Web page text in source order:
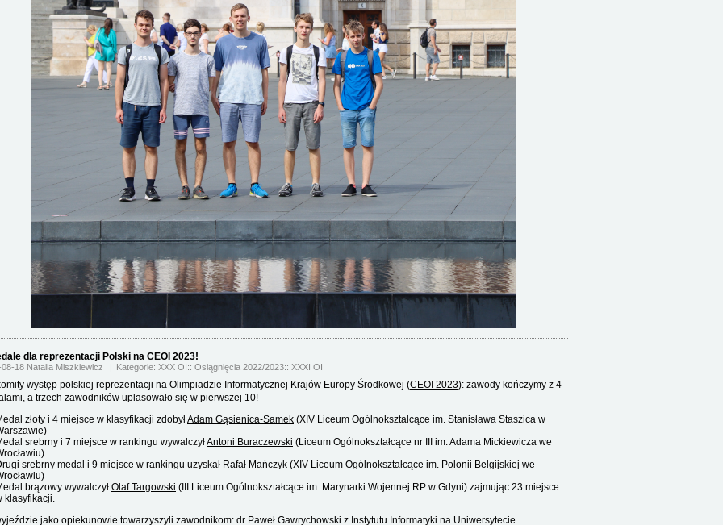
dla reprezentacji Polski na CEOI 2023!
18 Natalia Miszkiewicz Kategorie: XXX OI Osiągnięcia 2022/2023 XXXI OI
występ polskiej reprezentacji na Olimpiadzie Informatycznej Krajów Europy Środkowej (CEOI 2023): zawody kończymy z 4
a trzech zawodników uplasowało się w pierwszej 10!
złoty i 4 miejsce w klasyfikacji zdobyłAdam Gąsienica-Samek (XIV Liceum Ogólnokształcące im. Stanisława Staszica w
srebrny i 7 miejsce w rankingu wywalczyłAntoni Buraczewski (Liceum Ogólnokształcące nr III im. Adama Mickiewicza we
srebrny medal i 9 miejsce w rankingu uzyskał Rafał Mańczyk (XIV Liceum Ogólnokształcące im. Polonii Belgijskiej we
brązowy wywalczył Olaf Targowski (III Liceum Ogólnokształcące im. Marynarki Wojennej RP w Gdyni) zajmując 23 miejsce
klasyfikacji.
jako opiekunowie towarzyszyli zawodnikom: dr Paweł Gawrychowski z Instytutu Informatyki na Uniwersytecie